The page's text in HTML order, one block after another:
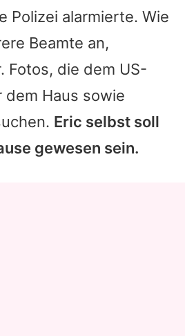
Polizei alarmierte. Wie
Beamte an,
Fotos, die dem US-
dem Haus sowie
Eric selbst soll
gewesen sein.